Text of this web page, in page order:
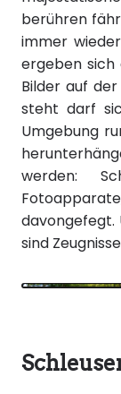
berühren
immer
ergeben sich
Bilder auf
steht darf
Umgebung
werden:
davongefegt.
sind